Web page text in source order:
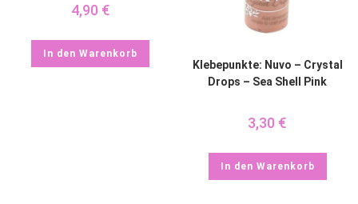
4,90 €
In den Warenkorb
Klebepunkte: Nuvo – Crystal
Drops – Sea Shell Pink
3,30 €
In den Warenkorb